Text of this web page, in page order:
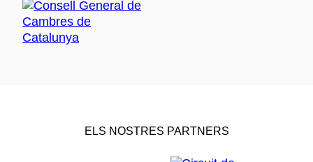
ELS NOSTRES PARTNERS